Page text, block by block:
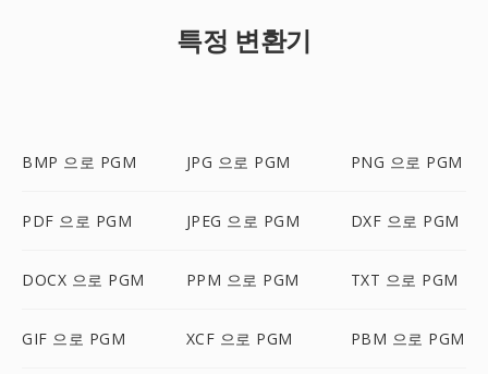
특정 변환기
BMP 으로 PGM JPG 으로 PGM PNG 으로 PGM
PDF 으로 PGM JPEG 으로 PGM DXF 으로 PGM
DOCX 으로 PGM PPM 으로 PGM TXT 으로 PGM
GIF 으로 PGM XCF 으로 PGM PBM 으로 PGM